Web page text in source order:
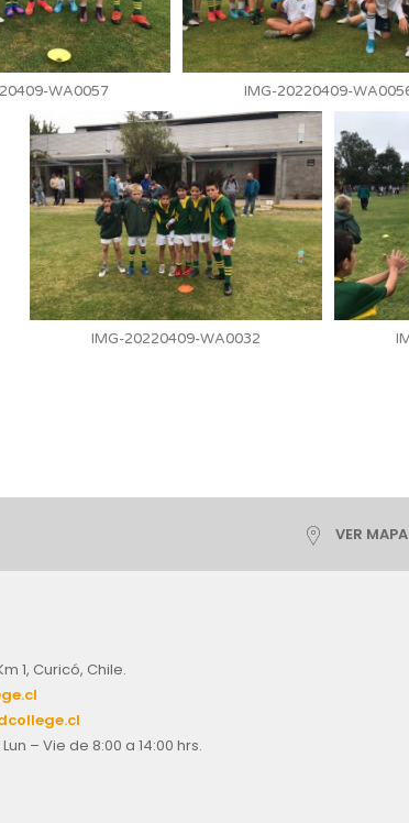
WA0057 IMG-20220409-
IMG-20220409-WA0032
VER MAPA
1, Curicó, Chile.
– Vie de 8:00 a 14:00 hrs.